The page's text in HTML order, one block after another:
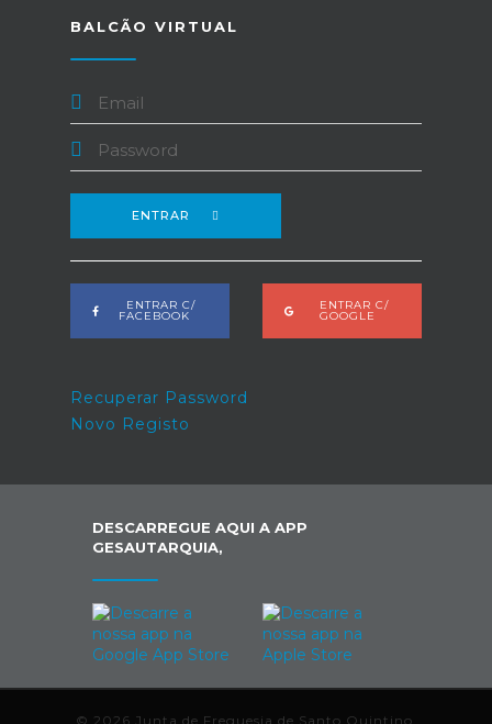
BALCÃO VIRTUAL
ENTRAR
ENTRAR C/
FACEBOOK
ENTRAR C/
GOOGLE
Recuperar Password
Novo Registo
DESCARREGUE AQUI A APP
GESAUTARQUIA,
© 2026 Junta de Freguesia de Santo Quintino.